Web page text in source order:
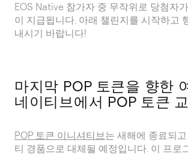
EOS Native 참가자 중 무작위로 당첨자
이 지급됩니다. 아래 챌린지를 시작하고
내시기 바랍니다!
마지막 POP 토큰을 향한
네이티브에서 POP 토큰
POP 토큰 이니셔티브는 새해에 종료되
티 경품으로 대체될 예정입니다. 이 프로